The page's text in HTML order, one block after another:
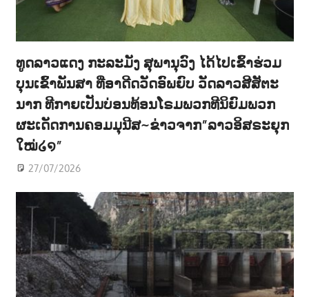
ທູດລາວແດງ ກະລະມັງ ສຸພານຸວົງ ໄດ້ໄປເຂົ້າຮ່ວມ
ບຸນເຂົ້າພັນສາ ທີ່ອາດີດວັດອົພຍົບ ວັດລາວສີສັຕະ
ນາກ ທີກາຍເປັນບ່ອນທ້ອນໂຣມພວກທີນິຍົມພວກ
ຜະເດັດການຄອມມຸນີສ~ຂ່າວຈາກ”ລາວອິສຣະຍຸກ
ໃໝ່໒໑”
27/07/2026